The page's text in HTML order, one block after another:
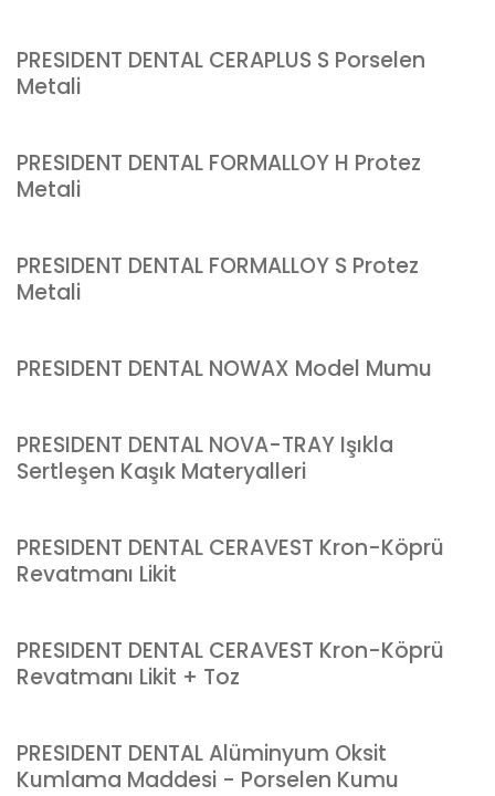
PRESIDENT DENTAL CERAPLUS S Porselen
Metali
PRESIDENT DENTAL FORMALLOY H Protez
Metali
PRESIDENT DENTAL FORMALLOY S Protez
Metali
PRESIDENT DENTAL NOWAX Model Mumu
PRESIDENT DENTAL NOVA-TRAY Işıkla
Sertleşen Kaşık Materyalleri
PRESIDENT DENTAL CERAVEST Kron-Köprü
Revatmanı Likit
PRESIDENT DENTAL CERAVEST Kron-Köprü
Revatmanı Likit + Toz
PRESIDENT DENTAL Alüminyum Oksit
Kumlama Maddesi - Porselen Kumu